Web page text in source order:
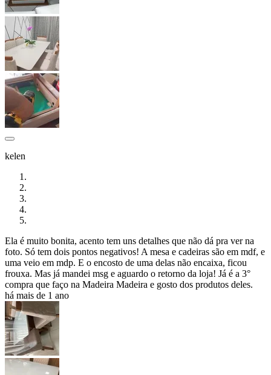
kelen
Ela é muito bonita, acento tem uns detalhes que não dá pra ver na
foto. Só tem dois pontos negativos! A mesa e cadeiras são em mdf, e
uma veio em mdp. E o encosto de uma delas não encaixa, ficou
frouxa. Mas já mandei msg e aguardo o retorno da loja! Já é a 3°
compra que faço na Madeira Madeira e gosto dos produtos deles.
há mais de 1 ano